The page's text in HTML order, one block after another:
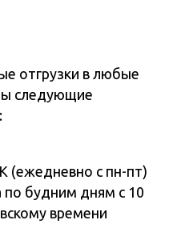
отгрузки в любые
следующие
(ежедневно с пн-пт)
по будним дням с 10
времени